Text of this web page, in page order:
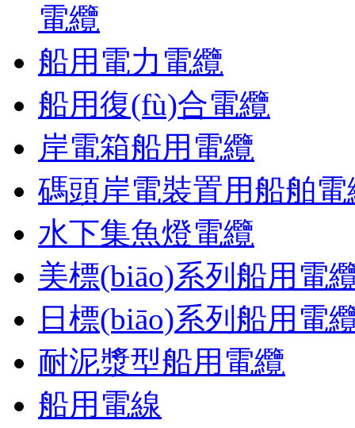
電纜
船用電力電纜
船用復(fù)合電纜
岸電箱船用電纜
碼頭岸電裝置用船舶電
水下集魚燈電纜
美標(biāo)系列船用電
日標(biāo)系列船用電
耐泥漿型船用電纜
船用電線